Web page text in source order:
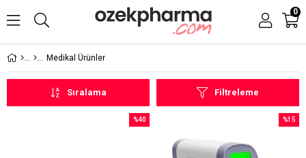
0
Medikal Ürünler
Filtreleme
Sıralama
%40
%15